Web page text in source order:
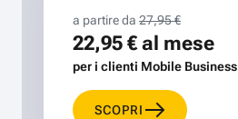
a partire da 27,95 €
22,95 €al mese
per i clienti Mobile Business
SCOPRI